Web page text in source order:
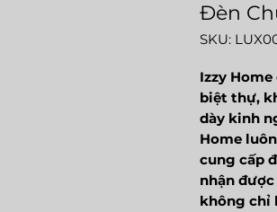
Đèn
SKU:
Izzy
biệt thự,
dày kinh
Home
cung cấp
nhận
không chỉ